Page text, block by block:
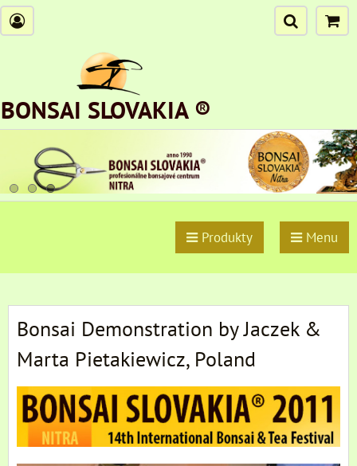
BONSAI SLOVAKIA ®
Produkty Menu
Bonsai Demonstration by Jaczek &
Marta Pietakiewicz, Poland